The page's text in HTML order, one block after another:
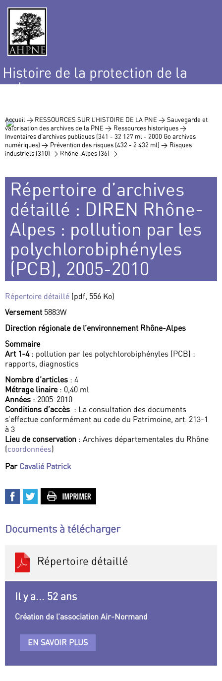
Histoire de la protection de la
nature
Accueil > RESSOURCES SUR L’HISTOIRE DE LA PNE > Sauvegarde et
valorisation des archives de la PNE > Ressources historiques >
Inventaires d’archives publiques (341 - 32 127 ml - 2000 Go archives
numériques) > Prévention des risques (432 - 2 432 ml) > Risques
industriels (310) > Rhône-Alpes (36) >
Répertoire d’archives
détaillé : DIREN Rhône-
Alpes : pollution par les
polychlorobiphényles
(PCB), 2005-2010
Répertoire détaillé (pdf, 556 Ko)
Versement 5883W
Direction régionale de l’environnement Rhône-Alpes
Sommaire
Art 1-4: pollution par les polychlorobiphényles (PCB) :
rapports, diagnostics
Nombre d’articles : 4
Métrage linaire: 0,40 ml
Années : 2005-2010
Conditions d’accès : La consultation des documents
s’effectue conformément au code du Patrimoine, art. 213-1
à 3
Lieu de conservation : Archives départementales du Rhône
(coordonnées)
Par Cavalié Patrick
Documents à télécharger
Répertoire détaillé
Il y a... 52 ans
Création de l’association Air-Normand
EN SAVOIR PLUS